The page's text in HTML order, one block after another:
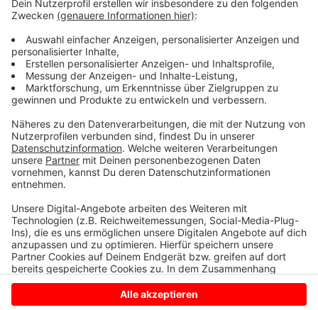
Nachtbuslinien in der Region bezahlt werden. So
können sich Fahrgäste und Busfahrer sicherer fühlen
und die Fahrten verlaufen reibungsloser. Das hat eine
Testphase im ersten Halbjahr des Jahres 2023
gezeigt. Demnach können Vandalismus und
Streitigkeiten vorgebeugt oder Fahrgästen Hilfe beim
Anzeige
Anzeige